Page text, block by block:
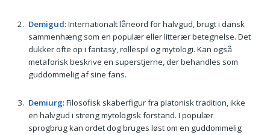
Demigud: Internationalt låneord for halvgud, brugt i dansk
sammenhæng som en populær eller litterær betegnelse. Det
dukker ofte op i fantasy, rollespil og mytologi. Kan også
metaforisk beskrive en superstjerne, der behandles som
guddommelig af sine fans.
Demiurg: Filosofisk skaberfigur fra platonisk tradition, ikke
en halvgud i streng mytologisk forstand. I populær
sprogbrug kan ordet dog bruges løst om en guddommelig